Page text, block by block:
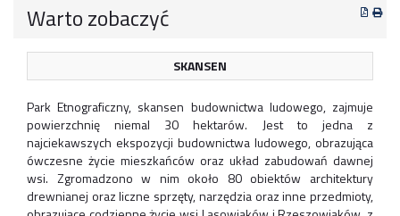
Warto zobaczyć
SKANSEN
Park Etnograficzny, skansen budownictwa ludowego, zajmuje
powierzchnię niemal 30 hektarów. Jest to jedna z
najciekawszych ekspozycji budownictwa ludowego, obrazująca
ówczesne życie mieszkańców oraz układ zabudowań dawnej
wsi. Zgromadzono w nim około 80 obiektów architektury
drewnianej oraz liczne sprzęty, narzędzia oraz inne przedmioty,